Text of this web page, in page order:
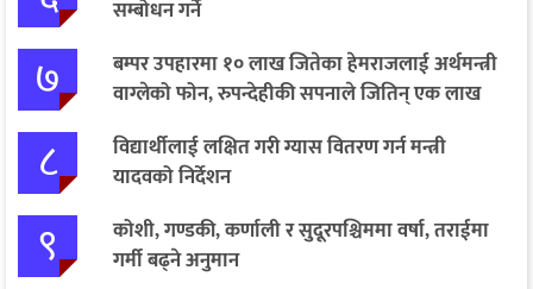
सम्बोधन गर्ने
७
बम्पर उपहारमा १० लाख जितेका हेमराजलाई अर्थमन्त्री
वाग्लेको फोन, रुपन्देहीकी सपनाले जितिन् एक लाख
८
विद्यार्थीलाई लक्षित गरी ग्यास वितरण गर्न मन्त्री
यादवको निर्देशन
९
कोशी, गण्डकी, कर्णाली र सुदूरपश्चिममा वर्षा, तराईमा
गर्मी बढ्ने अनुमान